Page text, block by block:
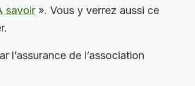
savoir ». Vous y verrez aussi ce
l’assurance de l’association